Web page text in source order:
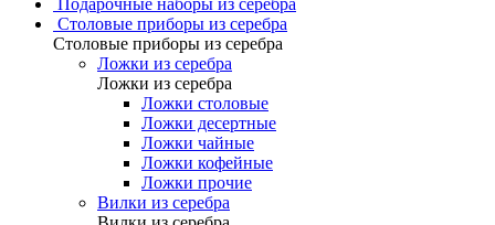
Подарочные наборы из серебра
Столовые приборы из серебра
Столовые приборы из серебра
Ложки из серебра
Ложки из серебра
Ложки столовые
Ложки десертные
Ложки чайные
Ложки кофейные
Ложки прочие
Вилки из серебра